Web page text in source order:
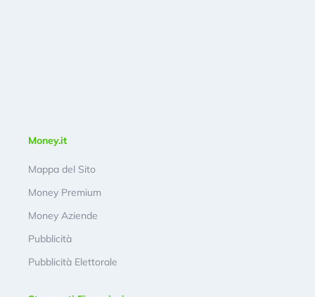
Money.it
Mappa del Sito
Money Premium
Money Aziende
Pubblicità
Pubblicità Elettorale